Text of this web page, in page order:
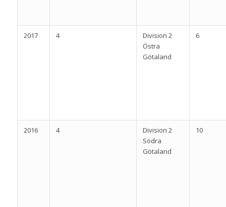
2017 4
Division 2
Östra
Götaland
6
2016 4
Division 2
Södra
Götaland
10